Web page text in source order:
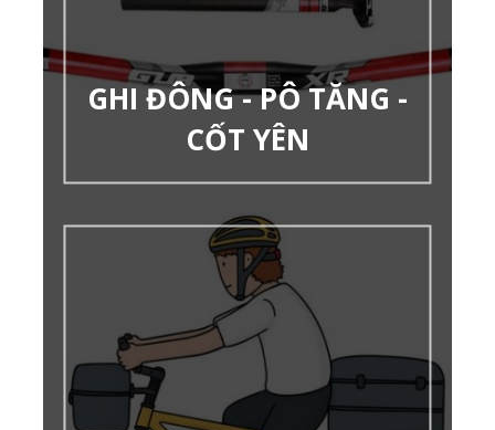
GHI ĐÔNG - PÔ TĂNG -
CỐT YÊN